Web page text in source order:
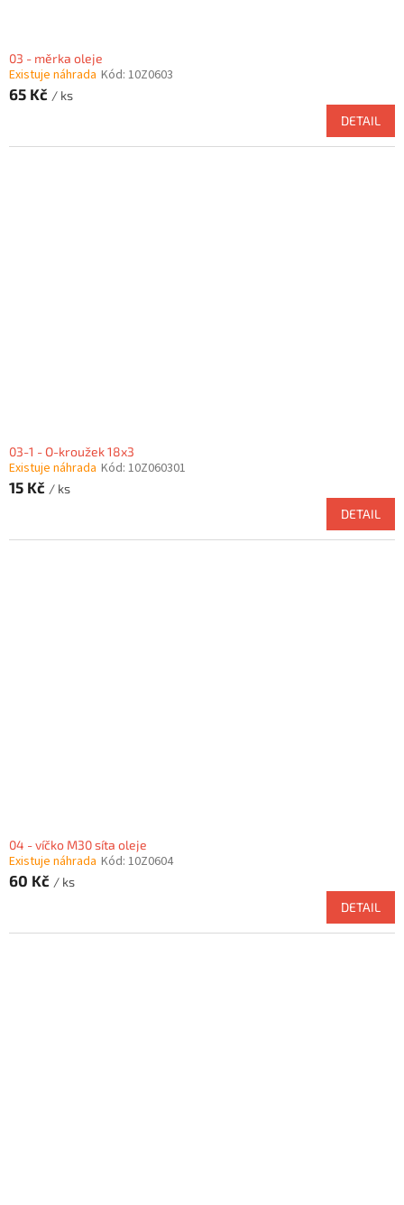
03 - měrka oleje
Existuje náhrada Kód: 10Z0603
65 Kč / ks
DETAIL
03-1 - O-kroužek 18x3
Existuje náhrada Kód: 10Z060301
15 Kč / ks
DETAIL
04 - víčko M30 síta oleje
Existuje náhrada Kód: 10Z0604
60 Kč / ks
DETAIL